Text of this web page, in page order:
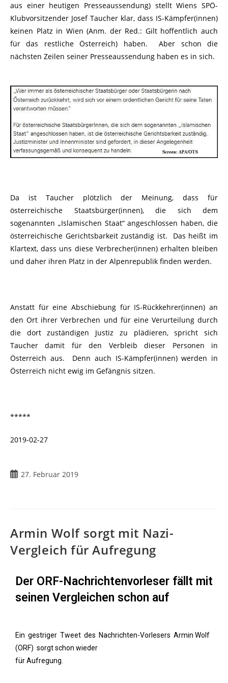
aus einer heutigen Presseaussendung) stellt Wiens SPÖ-
Klubvorsitzender Josef Taucher klar, dass IS-Kämpfer(innen)
keinen Platz in Wien (Anm. der Red.: Gilt hoffentlich auch
für das restliche Österreich) haben. Aber schon die
nächsten Zeilen seiner Presseaussendung haben es in sich.
Da ist Taucher plötzlich der Meinung, dass für
österreichische Staatsbürger(innen), die sich dem
sogenannten „Islamischen Staat“ angeschlossen haben, die
österreichische Gerichtsbarkeit zuständig ist. Das heißt im
Klartext, dass uns diese Verbrecher(innen) erhalten bleiben
und daher ihren Platz in der Alpenrepublik finden werden.
Anstatt für eine Abschiebung für IS-Rückkehrer(innen) an
den Ort ihrer Verbrechen und für eine Verurteilung durch
die dort zuständigen Justiz zu plädieren, spricht sich
Taucher damit für den Verbleib dieser Personen in
Österreich aus. Denn auch IS-Kämpfer(innen) werden in
Österreich nicht ewig im Gefängnis sitzen.
*****
2019-02-27
27. Februar 2019
Armin Wolf sorgt mit Nazi-
Vergleich für Aufregung
Der ORF-Nachrichtenvorleser fällt mit
seinen Vergleichen schon auf
Ein gestriger Tweet des Nachrichten-Vorlesers Armin Wolf
(ORF) sorgt schon wieder
für Aufregung.